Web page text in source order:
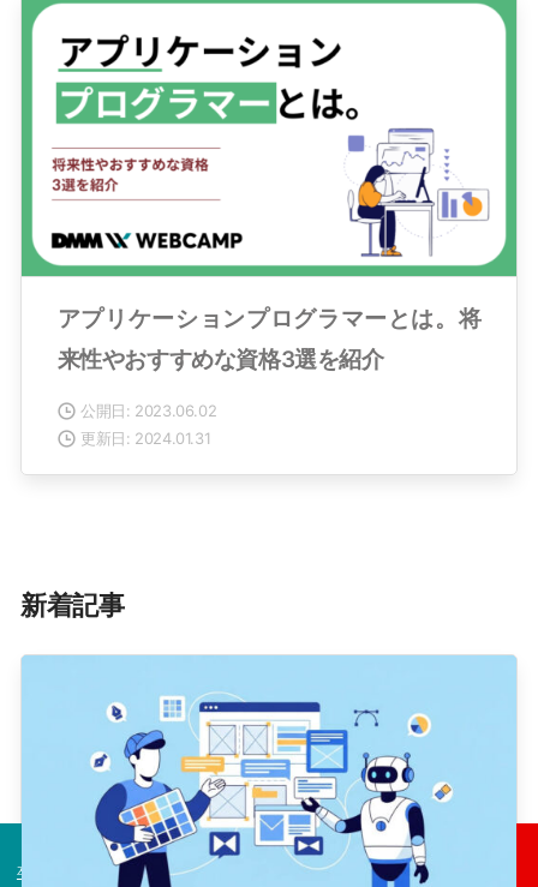
卒業生の声 コース一覧 今すぐ無料相談！
アプリケーションプログラマーとは。将
来性やおすすめな資格3選を紹介
公開日: 2023.06.02
更新日: 2024.01.31
新着記事